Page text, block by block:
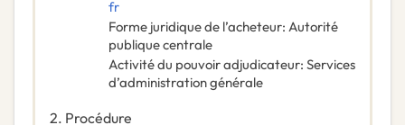
fr
Forme juridique de l’acheteur: Autorité
publique centrale
Activité du pouvoir adjudicateur: Services
d’administration générale
2. Procédure